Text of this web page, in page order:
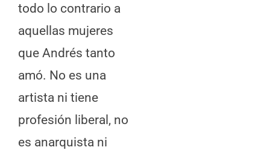
todo lo contrario a
aquellas mujeres
que Andrés tanto
amó. No es una
artista ni tiene
profesión liberal, no
es anarquista ni